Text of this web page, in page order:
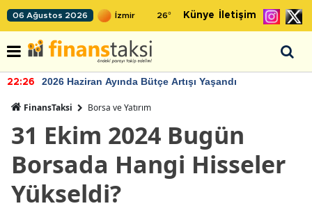
06 Ağustos 2026 26° Künye İletişim
22:26 2026 Haziran Ayında Bütçe Artışı Yaşandı
FinansTaksi Borsa ve Yatırım
31 Ekim 2024 Bugün
Borsada Hangi Hisseler
Yükseldi?